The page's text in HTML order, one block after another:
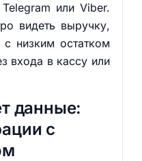
или Viber.
видеть выручку,
с низким остатком
входа в кассу или
данные:
с